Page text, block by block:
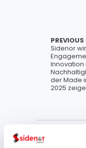
Sidenor
Innovation
der Made
2025